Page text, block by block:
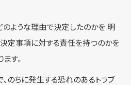
ような理由で決定したのかを 明
定事項に対する責任を持つのかを
す。
のちに発生する恐れのあるトラブ